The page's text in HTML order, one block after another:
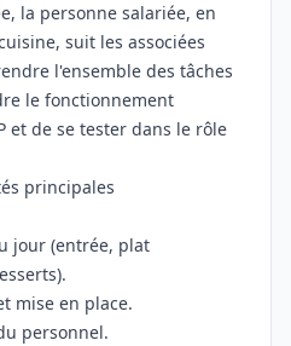
la personne salariée, en
suit les associées
l'ensemble des tâches
le fonctionnement
et de se tester dans le rôle
principales
jour (entrée, plat
mise en place.
personnel.